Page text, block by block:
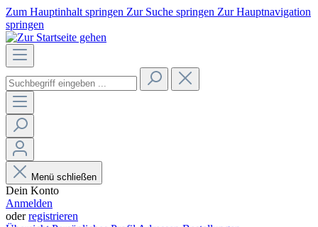
Zum Hauptinhalt springen Zur Suche springen Zur Hauptnavigation
springen
Menü schließen
Dein Konto
Anmelden
oderregistrieren